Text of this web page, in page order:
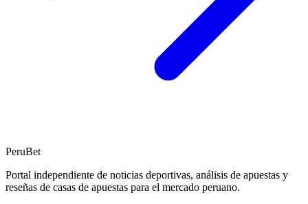
PeruBet
Portal independiente de noticias deportivas, análisis de apuestas y
reseñas de casas de apuestas para el mercado peruano.